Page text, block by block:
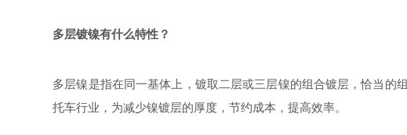
多层镀镍有什么特性？
多层镍是指在同一基体上，镀取二层或三层镍的组合镀层，恰当的
托车行业，为减少镍镀层的厚度，节约成本，提高效率。